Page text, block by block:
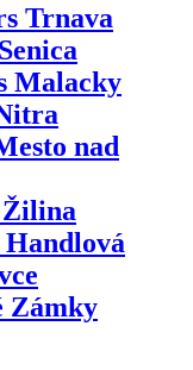
Trnava
Malacky
nad
Zámky